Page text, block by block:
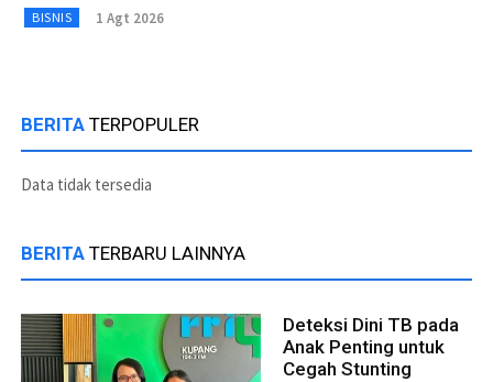
BISNIS 1 Agt 2026
BERITA TERPOPULER
Data tidak tersedia
BERITA TERBARU LAINNYA
Deteksi Dini TB pada
Anak Penting untuk
Cegah Stunting